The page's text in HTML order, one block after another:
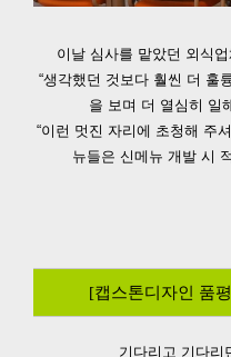
이날 심사를 맡았던 외식
“생각했던 것보다 훨씬 더 훌
을 보며 더 열심히 일
“이런 멋진 자리에 초청해 주
뉴들은 신메뉴 개발 시
[캡스톤디자인 품
기다리고 기다리